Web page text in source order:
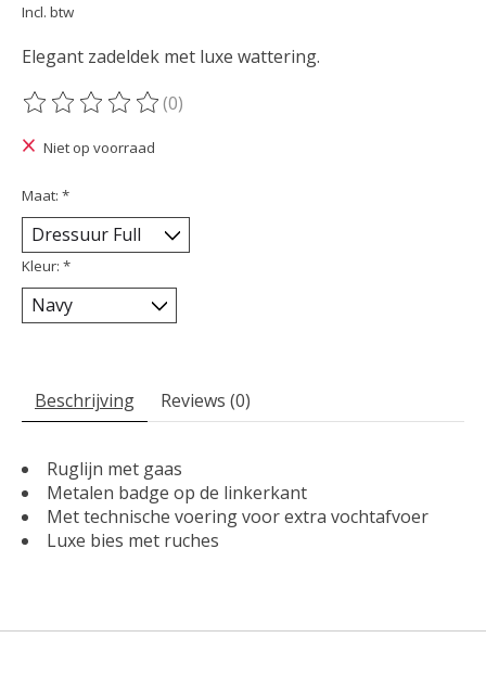
Incl. btw
Elegant zadeldek met luxe wattering.
De beoordeling van dit product is
(0)
Niet op voorraad
Maat: *
Kleur: *
Beschrijving Reviews (0)
Ruglijn met gaas
Metalen badge op de linkerkant
Met technische voering voor extra vochtafvoer
Luxe bies met ruches